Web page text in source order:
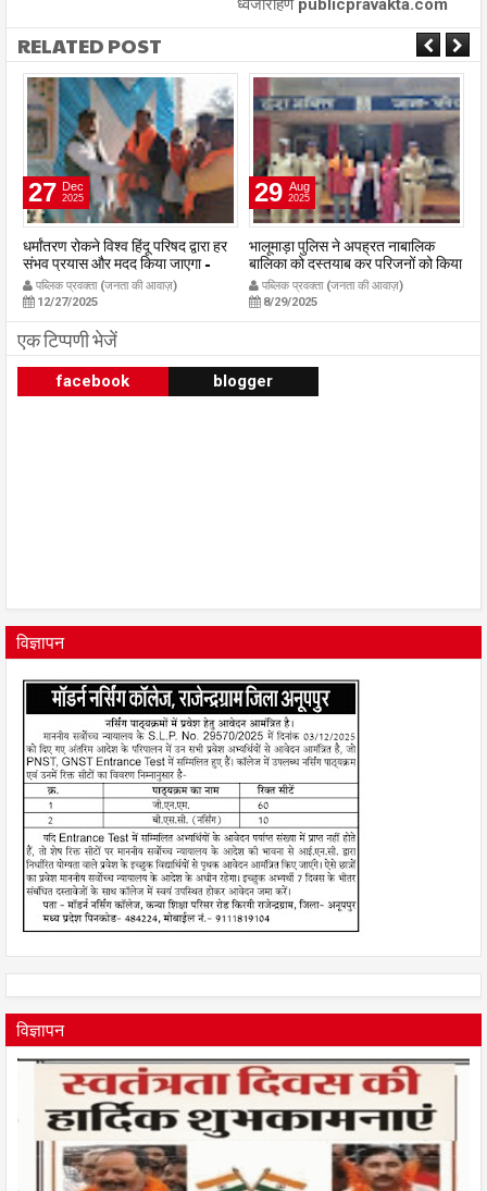
RELATED POST
27 Dec
2025
धर्मांतरण रोकने विश्व हिंदू परिषद द्वारा हर
संभव प्रयास और मदद किया जाएगा -
जिलाध्यक्ष हर्ष छाबरिया
publicpravakta.com
पब्लिक प्रवक्ता (जनता की आवाज़)
12/27/2025
29 Aug
2025
भालूमाड़ा पुलिस ने अपह्रत नाबालिक
बालिका को दस्तयाब कर परिजनों को किया
सुपुर्द publicpravakta.com
पब्लिक प्रवक्ता (जनता की आवाज़)
8/29/2025
एक टिप्पणी भेजें
facebook blogger
विज्ञापन
विज्ञापन